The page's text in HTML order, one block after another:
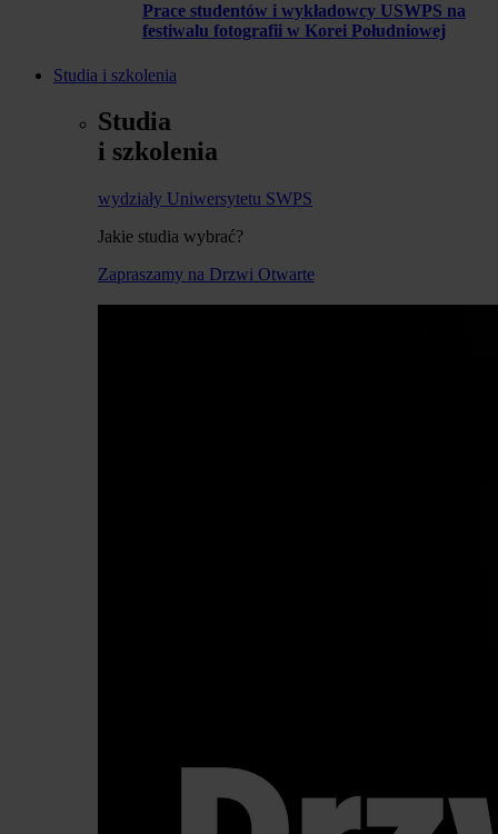
Prace studentów i wykładowcy USWPS na
festiwalu fotografii w Korei Południowej
Studia i szkolenia
Studia
i szkolenia
wydziały Uniwersytetu SWPS
Jakie studia wybrać?
Zapraszamy na Drzwi Otwarte